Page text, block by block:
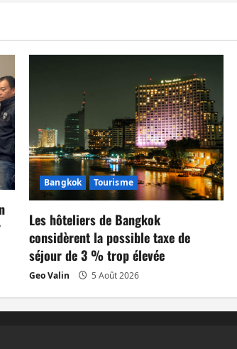
Bangkok Tourisme
Les hôteliers de Bangkok
considèrent la possible taxe de
séjour de 3 % trop élevée
Geo Valin 5 Août 2026